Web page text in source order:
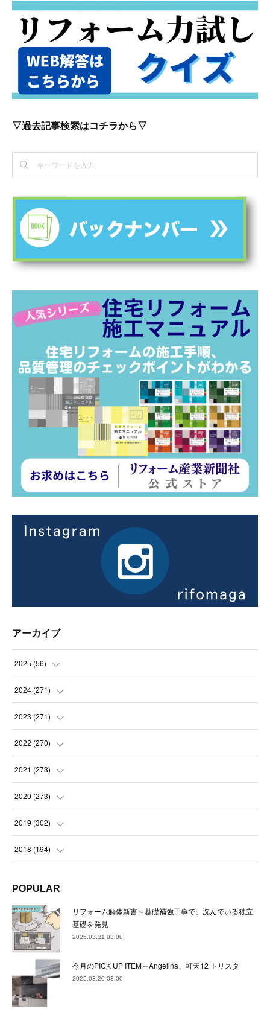
▽過去記事検索はコチラから▽
アーカイブ
2025 (56)
(14
(21
(21
2024 (271)
(21
(22
(23
(22
(24)
22)
(22)
(22)
(25
2023 (271)
(22
(23
(23
(21
(23 )
(24
(21
(24)
(21
2022 (270)
(23
(23
(22
(23
(22 )
(23
(23
(22)
(24
2021 (273)
(24
(23
(22
(23)
(23
(22)
(23
2020 (273)
(24
(22
(22)
(24
(24)
(23
2019 (302)
(23
(22)
(21)
(27)
(22
2018 (194)
(17)
(32)
(36)
(30
POPULAR
リフォーム解体新書～基礎補強工事で、沈んでいる独立
基礎を発見
2025.03.21 03:00
今月のPICK UP ITEM～Angelina、軒天12 トリスタ
2025.03.20 03:00